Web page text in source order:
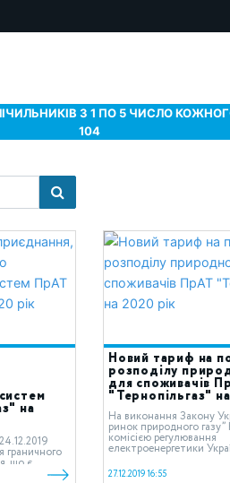
З 1 ПО 5 ЧИСЛО
104
на
граничного
що є
Новий тариф на
розподілу
для споживачів
"Тернопільгаз"
На виконання Закону
ринок природного
комісією регулювання
електроенергетики
27.12.2019 16:55